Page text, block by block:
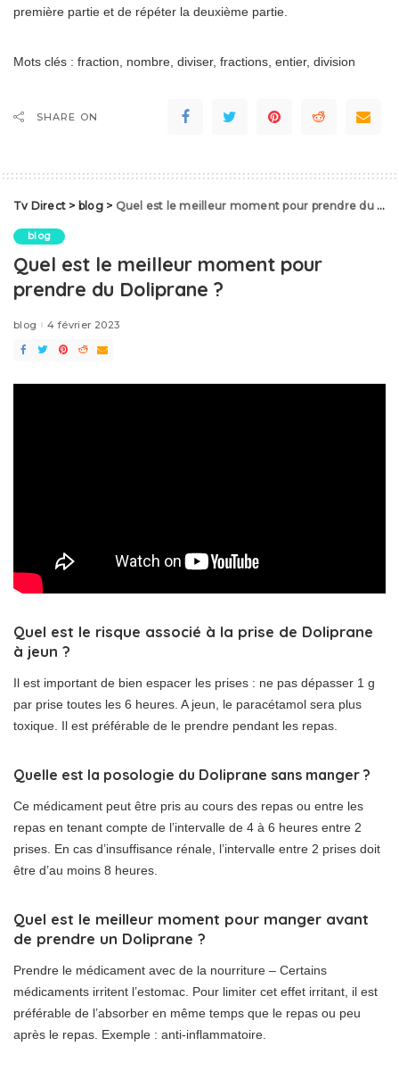
première partie et de répéter la deuxième partie.
Mots clés : fraction, nombre, diviser, fractions, entier, division
SHARE ON
Tv Direct > blog> Quel est le meilleur moment pour prendre du Doliprane ?
blog
Quel est le meilleur moment pour
prendre du Doliprane ?
blog 4 février 2023
Quel est le risque associé à la prise de Doliprane
à jeun ?
Il est important de bien espacer les prises : ne pas dépasser 1 g
par prise toutes les 6 heures. A jeun, le paracétamol sera plus
toxique. Il est préférable de le prendre pendant les repas.
Quelle est la posologie du Doliprane sans manger ?
Ce médicament peut être pris au cours des repas ou entre les
repas en tenant compte de l’intervalle de 4 à 6 heures entre 2
prises. En cas d’insuffisance rénale, l’intervalle entre 2 prises doit
être d’au moins 8 heures.
Quel est le meilleur moment pour manger avant
de prendre un Doliprane ?
Prendre le médicament avec de la nourriture – Certains
médicaments irritent l’estomac. Pour limiter cet effet irritant, il est
préférable de l’absorber en même temps que le repas ou peu
après le repas. Exemple : anti-inflammatoire.